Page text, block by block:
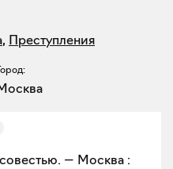
, Преступления
— Москва :